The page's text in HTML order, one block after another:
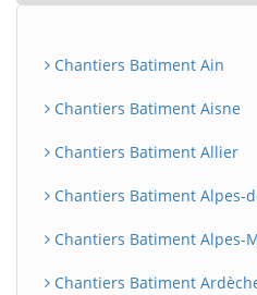
Chantiers Batiment Ain
Chantiers Batiment Aisne
Chantiers Batiment Allier
Chantiers Batiment Alpes-
Chantiers Batiment Alpes-
Chantiers Batiment